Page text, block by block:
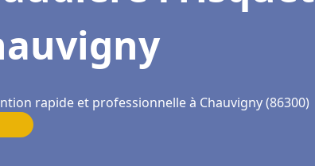
rapide et professionnelle à Chauvigny (86300)